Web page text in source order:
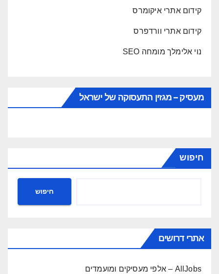
קידום אתרי איקומרס
קידום אתרי וורדפרס
נוי אלימלך מומחה SEO
מעסיק – מגזין התעסוקה של ישראל
חיפוש
חיפוש
אתרי דרושים
AllJobs – אלפי מעסיקים ומועמדים